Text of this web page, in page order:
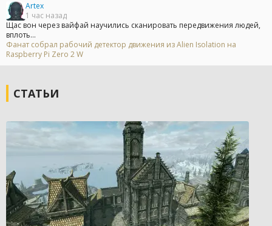
Artex
1 час назад
Щас вон через вайфай научились сканировать передвижения людей,
вплоть...
Фанат собрал рабочий детектор движения из Alien Isolation на
Raspberry Pi Zero 2 W
СТАТЬИ